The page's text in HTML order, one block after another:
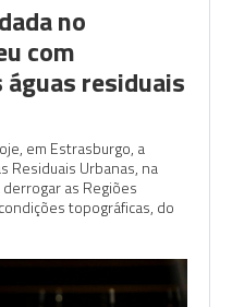
no
com
residuais
em Estrasburgo, a
Residuais Urbanas, na
as Regiões
topográficas, do